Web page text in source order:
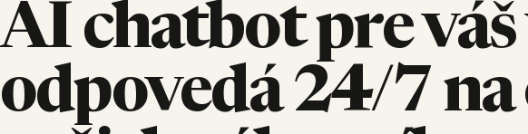
AI chatbot pre váš
odpovedá 24/7